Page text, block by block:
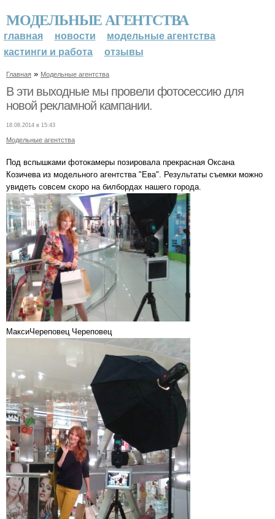
МОДЕЛЬНЫЕ АГЕНТСТВА
главная новости
модельные агентства
кастинги и работа
отзывы
Главная » Модельные агентства
В эти выходные мы провели фотосессию для
новой рекламной кампании.
18.08.2014 в 15:43
Модельные агентства
Под вспышками фотокамеры позировала прекрасная Оксана
Козичева из модельного агентства "Ева". Результаты съемки можно
увидеть совсем скоро на билбордах нашего города.
МаксиЧереповец Череповец